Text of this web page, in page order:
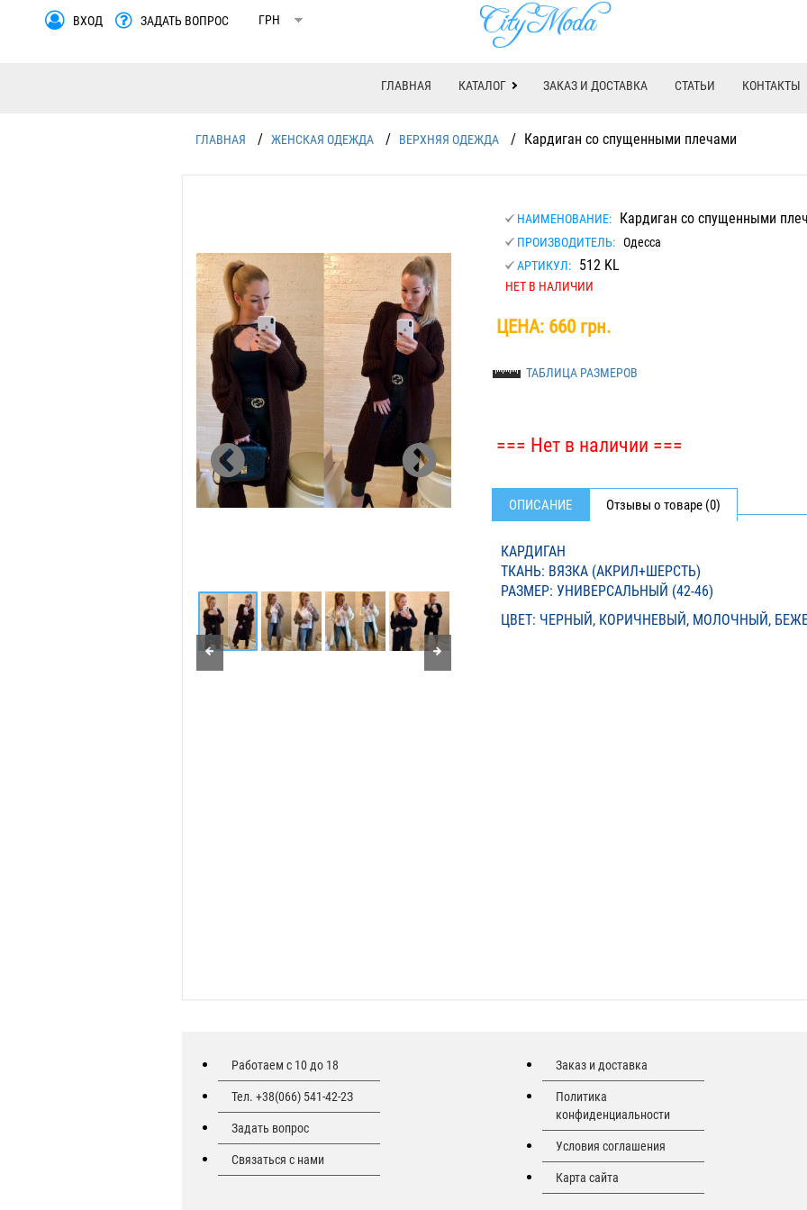
ВХОД ЗАДАТЬ ВОПРОС
ГЛАВНАЯ КАТАЛОГ ЗАКАЗ И ДОСТАВКА СТАТЬИ КОНТАКТЫ
ГЛАВНАЯ / ЖЕНСКАЯ ОДЕЖДА / ВЕРХНЯЯ ОДЕЖДА / Кардиган со спущенными плечами
НАИМЕНОВАНИЕ: Кардиган со спущенными
ПРОИЗВОДИТЕЛЬ: Одесса
АРТИКУЛ:
512 KL
НЕТ В НАЛИЧИИ
ЦЕНА: 660 грн.
ТАБЛИЦА РАЗМЕРОВ
=== Нет в наличии ===
ОПИСАНИЕ Отзывы о товаре (0)
КАРДИГАН
ТКАНЬ: ВЯЗКА (АКРИЛ+ШЕРСТЬ)
РАЗМЕР: УНИВЕРСАЛЬНЫЙ (42-46)
ЦВЕТ: ЧЕРНЫЙ, КОРИЧНЕВЫЙ, МОЛОЧНЫЙ,
Работаем с 10 до 18
Тел. +38(066) 541-42-2З
Задать вопрос
Связаться с нами
Заказ и доставка
Политика
конфиденциальности
Условия соглашения
Карта сайта